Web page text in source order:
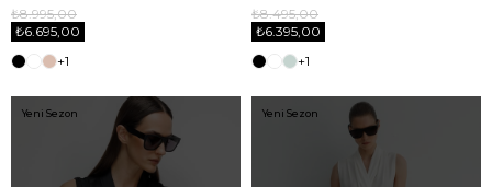
₺6.695,00
₺8.995,00
+1
₺6.395,00
₺8.495,00
+1
Yeni Sezon Yeni Sezon